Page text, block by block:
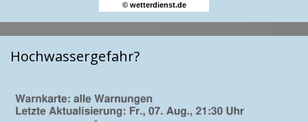
© wetterdienst.de
Hochwassergefahr?